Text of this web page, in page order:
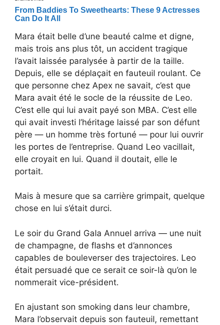
Mara était belle d’une beauté calme et digne,
mais trois ans plus tôt, un accident tragique
l’avait laissée paralysée à partir de la taille.
Depuis, elle se déplaçait en fauteuil roulant. Ce
que personne chez Apex ne savait, c’est que
Mara avait été le socle de la réussite de Leo.
C’est elle qui lui avait payé son MBA. C’est elle
qui avait investi l’héritage laissé par son défunt
père — un homme très fortuné — pour lui ouvrir
les portes de l’entreprise. Quand Leo vacillait,
elle croyait en lui. Quand il doutait, elle le
portait.
Mais à mesure que sa carrière grimpait, quelque
chose en lui s’était durci.
Le soir du Grand Gala Annuel arriva — une nuit
de champagne, de flashs et d’annonces
capables de bouleverser des trajectoires. Leo
était persuadé que ce serait ce soir-là qu’on le
nommerait vice-président.
En ajustant son smoking dans leur chambre,
Mara l’observait depuis son fauteuil, remettant